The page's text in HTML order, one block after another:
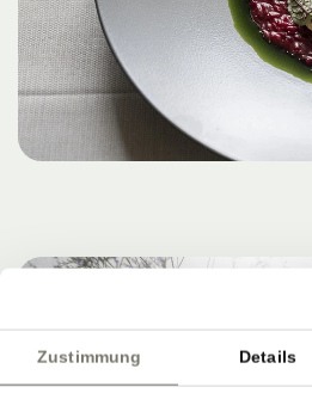
Zustimmung Details